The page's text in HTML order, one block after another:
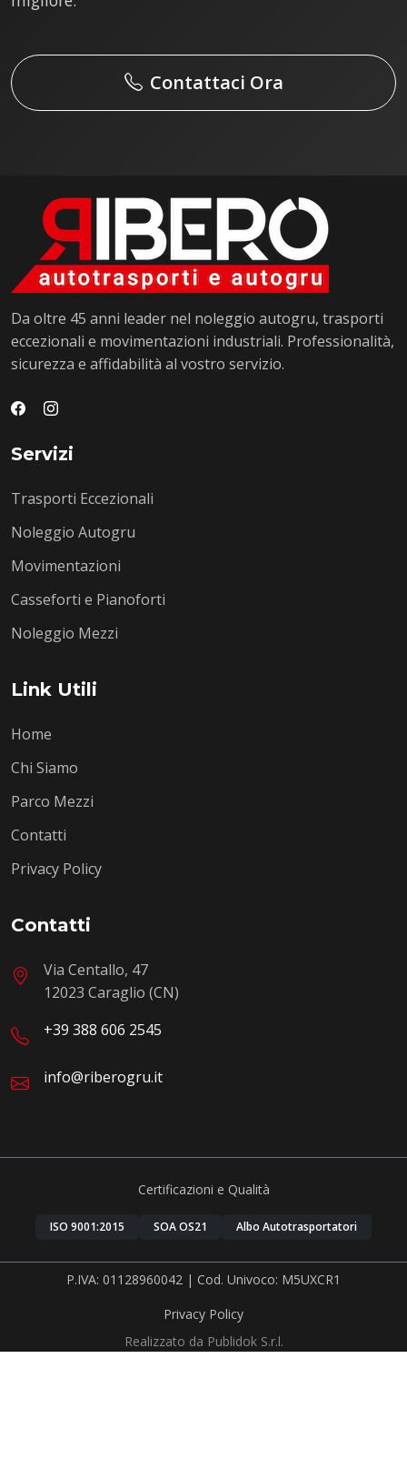
Contattaci Ora
Da oltre 45 anni leader nel noleggio autogru, trasporti
eccezionali e movimentazioni industriali. Professionalità,
sicurezza e affidabilità al vostro servizio.
Servizi
Trasporti Eccezionali
Noleggio Autogru
Movimentazioni
Casseforti e Pianoforti
Noleggio Mezzi
Link Utili
Home
Chi Siamo
Parco Mezzi
Contatti
Privacy Policy
Contatti
Via Centallo, 47
12023 Caraglio (CN)
+39 388 606 2545
info@riberogru.it
Certificazioni e Qualità
ISO 9001:2015 SOA OS21 Albo Autotrasportatori
P.IVA: 01128960042 | Cod. Univoco: M5UXCR1
Privacy Policy
Realizzato da Publidok S.r.l.